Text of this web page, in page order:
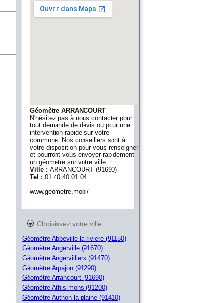
Géomètre ARRANCOURT
N'hésitez pas à nous contacter pour
tout demande de devis ou pour une
intervention rapide sur votre
commune. Nos conseillers sont à
votre disposition pour vous renseigner
et pourront vous envoyer rapidement
un géomètre sur votre ville.
Ville : ARRANCOURT (91690)
Tel : 01.40.40.01.04
www.geometre.mobi/
Choisissez votre ville
Géomètre Abbeville-la-riviere (91150)
Géomètre Angerville (91670)
Géomètre Angervilliers (91470)
Géomètre Arpajon (91290)
Géomètre Arrancourt (91690)
Géomètre Athis-mons (91200)
Géomètre Authon-la-plaine (91410)